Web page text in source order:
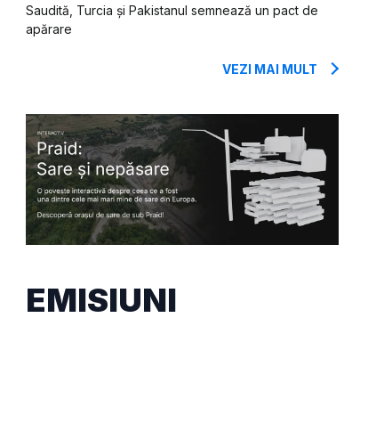
Saudită, Turcia și Pakistanul semnează un pact de
apărare
VEZI MAI MULT
EMISIUNI